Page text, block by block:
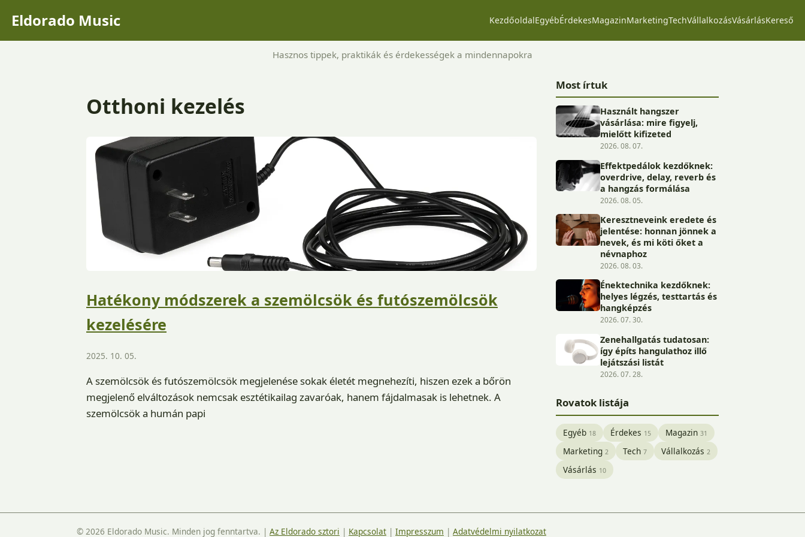
Eldorado Music KezdőoldalEgyébÉrdekesMagazinMarketingTechVállalkozásVásárlásKereső
Hasznos tippek, praktikák és érdekességek a mindennapokra
Otthoni kezelés
Hatékony módszerek a szemölcsök és futószemölcsök
kezelésére
2025. 10. 05.
A szemölcsök és futószemölcsök megjelenése sokak életét megnehezíti, hiszen ezek a bőrön
megjelenő elváltozások nemcsak esztétikailag zavaróak, hanem fájdalmasak is lehetnek. A
szemölcsök a humán papi
Most írtuk
Használt hangszer
vásárlása: mire figyelj,
mielőtt kifizeted
2026. 08. 07.
Effektpedálok kezdőknek:
overdrive, delay, reverb és
a hangzás formálása
2026. 08. 05.
Keresztneveink eredete és
jelentése: honnan jönnek a
nevek, és mi köti őket a
névnaphoz
2026. 08. 03.
Énektechnika kezdőknek:
helyes légzés, testtartás és
hangképzés
2026. 07. 30.
Zenehallgatás tudatosan:
így építs hangulathoz illő
lejátszási listát
2026. 07. 28.
Rovatok listája
Egyéb 18 Érdekes 15 Magazin 31
Marketing 2 Tech 7 Vállalkozás 2
Vásárlás 10
© 2026 Eldorado Music. Minden jog fenntartva. | Az Eldorado sztori | Kapcsolat | Impresszum | Adatvédelmi nyilatkozat